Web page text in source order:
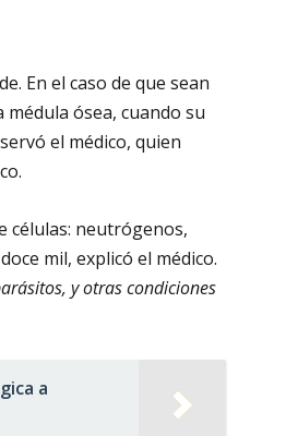
En el caso de que sean
ósea, cuando su
el médico, quien
células: neutrógenos,
mil, explicó el médico.
y otras condiciones
a